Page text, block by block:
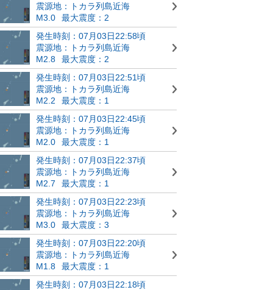
震源地：トカラ列島近海
M3.0
最大震度：2
発生時刻：07月03日22:58頃
震源地：トカラ列島近海
M2.8
最大震度：2
発生時刻：07月03日22:51頃
震源地：トカラ列島近海
M2.2
最大震度：1
発生時刻：07月03日22:45頃
震源地：トカラ列島近海
M2.0
最大震度：1
発生時刻：07月03日22:37頃
震源地：トカラ列島近海
M2.7
最大震度：1
発生時刻：07月03日22:23頃
震源地：トカラ列島近海
M3.0
最大震度：3
発生時刻：07月03日22:20頃
震源地：トカラ列島近海
M1.8
最大震度：1
発生時刻：07月03日22:18頃